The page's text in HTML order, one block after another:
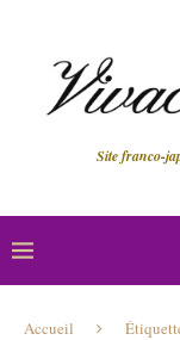
Site franco-
Accueil